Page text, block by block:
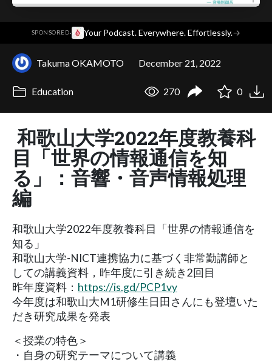
SPONSORED· Your Podcast. Everywhere. Effortlessly.→
Takuma OKAMOTO December 21, 2022
Education 270 0
和歌山大学2022年度教養科
目「世界の情報通信を知
る」：音響・音声情報処理
編
和歌山大学2022年度教養科目「世界の情報通信を
知る」
和歌山大学-NICT連携協力に基づく非常勤講師と
しての講義資料，昨年度に引き続き2回目
昨年度資料： https://is.gd/PCP1vy
今年度は和歌山大M1研修生日田さんにも登壇いた
だき研究成果を発表
＜授業の特色＞
・自身の研究テーマについて講義